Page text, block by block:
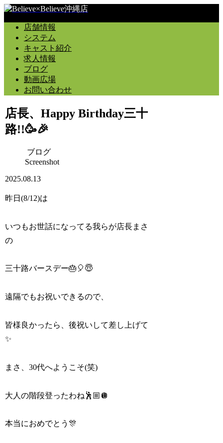
店舗情報
システム
キャスト紹介
求人情報
ブログ
動画広場
お問い合わせ
店長、Happy Birthday三十
路!!🥳🎉
ブログ
Screenshot
2025.08.13
昨日(8/12)は
いつもお世話になってる我らが店長まさ
の
三十路バースデー🎂🎈😇
遠隔でもお祝いできるので、
皆様良かったら、後祝いして差し上げて
✨
まさ、30代へようこそ(笑)
大人の階段登ったわね🕺🏼🪩
本当におめでとう🎊